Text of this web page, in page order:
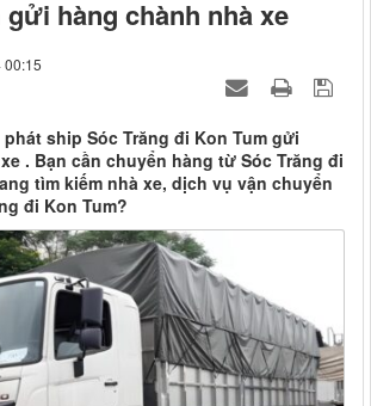
gửi hàng chành nhà xe
00:15
ship Sóc Trăng đi Kon Tum gửi
. Bạn cần chuyển hàng từ Sóc Trăng đi
tìm kiếm nhà xe, dịch vụ vận chuyển
đi Kon Tum?